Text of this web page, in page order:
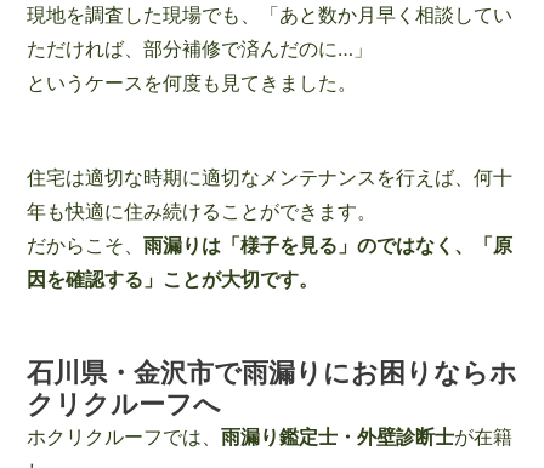
現地を調査した現場でも、「あと数か月早く相談してい
ただければ、部分補修で済んだのに…」
というケースを何度も見てきました。
住宅は適切な時期に適切なメンテナンスを行えば、何十
年も快適に住み続けることができます。
だからこそ、 雨漏りは「様子を見る」のではなく、「原
因を確認する」ことが大切です。
石川県・金沢市で雨漏りにお困りならホ
クリクルーフへ
ホクリクルーフでは、 雨漏り鑑定士・外壁診断士が在籍